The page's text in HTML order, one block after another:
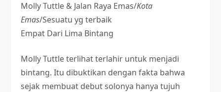
Molly Tuttle & Jalan Raya Emas/Kota
Emas/Sesuatu yg terbaik
Empat Dari Lima Bintang
Molly Tuttle terlihat terlahir untuk menjadi
bintang. Itu dibuktikan dengan fakta bahwa
sejak membuat debut solonya hanya tujuh